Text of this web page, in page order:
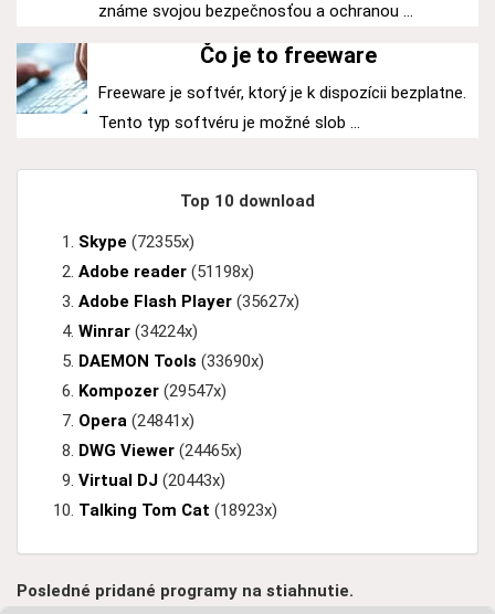
známe svojou bezpečnosťou a ochranou ...
Čo je to freeware
Freeware je softvér, ktorý je k dispozícii bezplatne.
Tento typ softvéru je možné slob ...
Top 10 download
Skype (72355x)
Adobe reader (51198x)
Adobe Flash Player (35627x)
Winrar (34224x)
DAEMON Tools (33690x)
Kompozer (29547x)
Opera (24841x)
DWG Viewer (24465x)
Virtual DJ (20443x)
Talking Tom Cat (18923x)
Posledné pridané programy na stiahnutie.